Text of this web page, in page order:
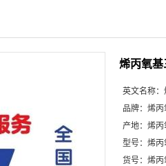
烯丙氧基
英文名称：
品牌： 烯丙
产地： 烯丙
型号： 烯丙
货号： 烯丙